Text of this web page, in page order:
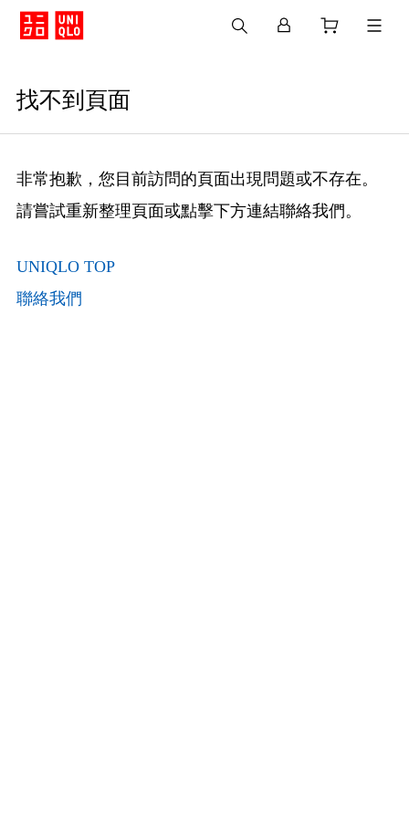
找不到頁面
非常抱歉，您目前訪問的頁面出現問題或不存在。
請嘗試重新整理頁面或點擊下方連結聯絡我們。
UNIQLO TOP
聯絡我們